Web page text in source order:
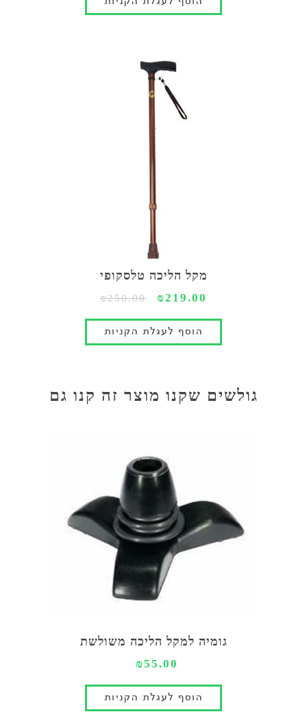
מקל הליכה טלסקופי
₪219.00
₪250.00
גולשים שקנו מוצר זה קנו גם
גומיה למקל הליכה משולשת
₪55.00